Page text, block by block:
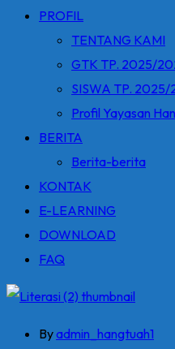
PROFIL
TENTANG KAMI
GTK TP. 2025/
SISWA TP. 2025/
Profil Yayasan
BERITA
Berita-berita
KONTAK
E-LEARNING
DOWNLOAD
FAQ
Byadmin_hangtuah1